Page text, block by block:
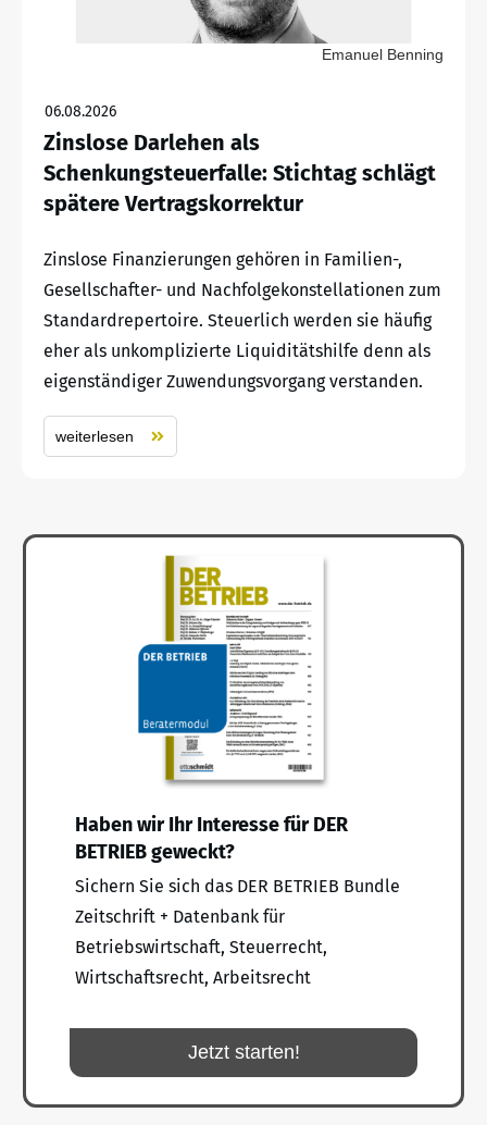
Emanuel Benning
06.08.2026
Zinslose Darlehen als
Schenkungsteuerfalle: Stichtag schlägt
spätere Vertragskorrektur
Zinslose Finanzierungen gehören in Familien-,
Gesellschafter- und Nachfolgekonstellationen zum
Standardrepertoire. Steuerlich werden sie häufig
eher als unkomplizierte Liquiditätshilfe denn als
eigenständiger Zuwendungsvorgang verstanden.
weiterlesen
Haben wir Ihr Interesse für DER
BETRIEB geweckt?
Sichern Sie sich das DER BETRIEB Bundle
Zeitschrift + Datenbank für
Betriebswirtschaft, Steuerrecht,
Wirtschaftsrecht, Arbeitsrecht
Jetzt starten!